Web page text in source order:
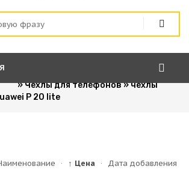
Для сотовых телефонов
»Чехлы для телефонов»чехлы
P 20 lite
· ↑ Цена · Дата добавления